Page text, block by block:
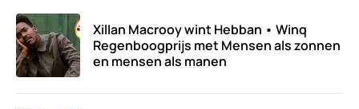
Xillan Macrooy wint Hebban • Winq
Regenboogprijs met Mensen als zonnen
en mensen als manen